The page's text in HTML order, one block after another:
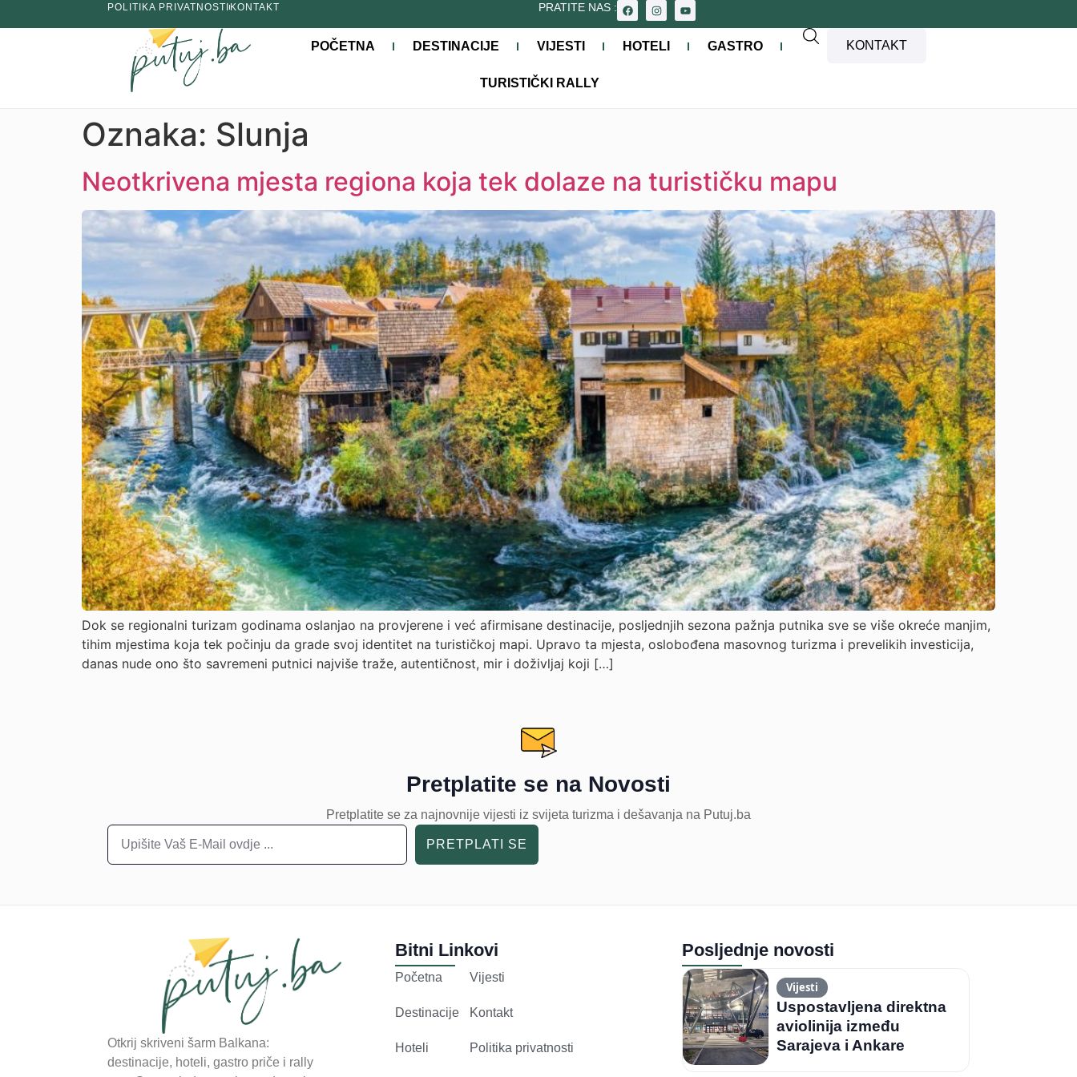
POLITIKA PRIVATNOSTIKONTAKT PRATITE NAS :
POČETNA DESTINACIJE VIJESTI HOTELI GASTRO
TURISTIČKI RALLY
KONTAKT
Oznaka: Slunja
Neotkrivena mjesta regiona koja tek dolaze na turističku mapu
Dok se regionalni turizam godinama oslanjao na provjerene i već afirmisane destinacije, posljednjih sezona pažnja putnika sve se više okreće manjim,
tihim mjestima koja tek počinju da grade svoj identitet na turističkoj mapi. Upravo ta mjesta, oslobođena masovnog turizma i prevelikih investicija,
danas nude ono što savremeni putnici najviše traže, autentičnost, mir i doživljaj koji […]
Pretplatite se na Novosti
Pretplatite se za najnovnije vijesti iz svijeta turizma i dešavanja na Putuj.ba
PRETPLATI SE
Otkrij skriveni šarm Balkana:
destinacije, hoteli, gastro priče i rally
Bitni Linkovi
Početna
Destinacije
Hoteli
Vijesti
Kontakt
Politika privatnosti
Posljednje novosti
Vijesti
Uspostavljena direktna
aviolinija između
Sarajeva i Ankare